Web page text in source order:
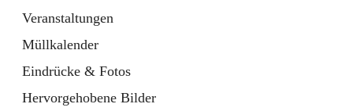
Veranstaltungen
Müllkalender
Eindrücke & Fotos
Hervorgehobene BilderHauptadresse